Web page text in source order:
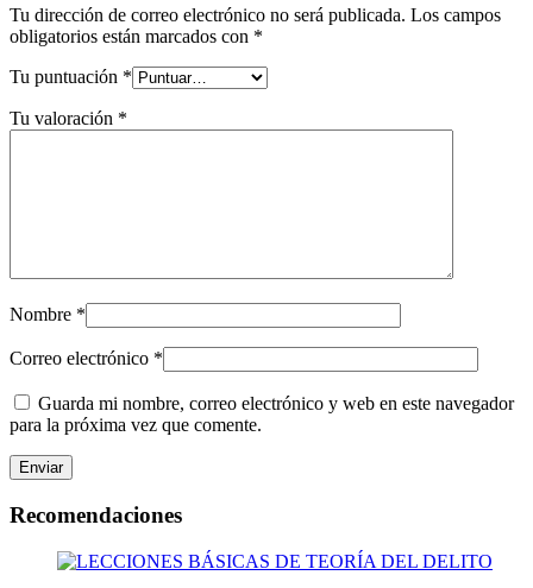
Tu dirección de correo electrónico no será publicada. Los campos
obligatorios están marcados con *
Tu puntuación *
Tu valoración *
Nombre *
Correo electrónico *
Guarda mi nombre, correo electrónico y web en este navegador
para la próxima vez que comente.
Recomendaciones